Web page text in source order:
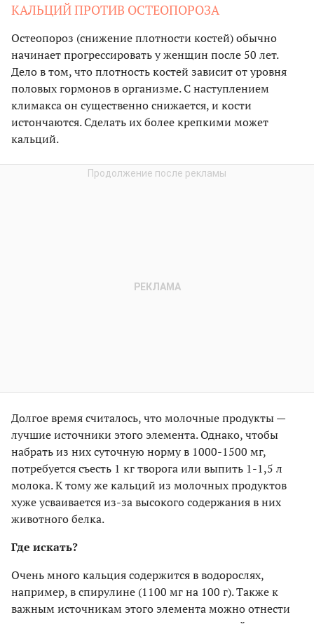
КАЛЬЦИЙ ПРОТИВ ОСТЕОПОРОЗА
Остеопороз (снижение плотности костей) обычно
начинает прогрессировать у женщин после 50 лет.
Дело в том, что плотность костей зависит от уровня
половых гормонов в организме. С наступлением
климакса он существенно снижается, и кости
истончаются. Сделать их более крепкими может
кальций.
Долгое время считалось, что молочные продукты —
лучшие источники этого элемента. Однако, чтобы
набрать из них суточную норму в 1000-1500 мг,
потребуется съесть 1 кг творога или выпить 1-1,5 л
молока. К тому же кальций из молочных продуктов
хуже усваивается из-за высокого содержания в них
животного белка.
Где искать?
Очень много кальция содержится в водорослях,
например, в спирулине (1100 мг на 100 г). Также к
важным источникам этого элемента можно отнести